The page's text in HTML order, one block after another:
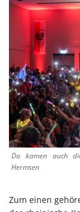
Da kamen auch
Hermsen
Zum einen